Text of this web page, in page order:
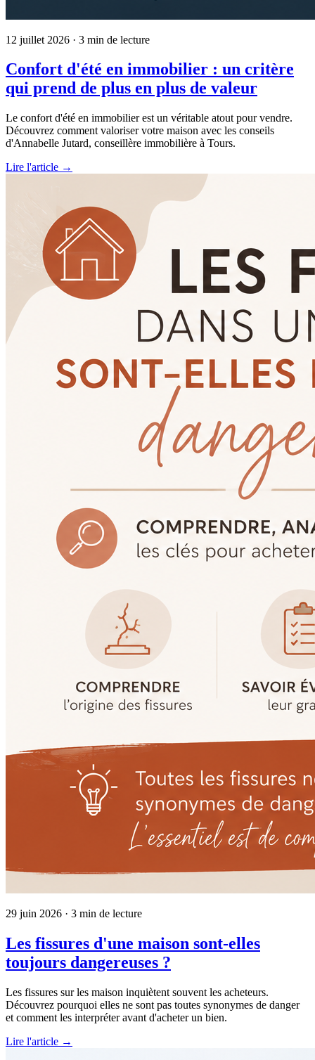
12 juillet 2026 · 3 min de lecture
Confort d'été en immobilier : un critère
qui prend de plus en plus de valeur
Le confort d'été en immobilier est un véritable atout pour vendre.
Découvrez comment valoriser votre maison avec les conseils
d'Annabelle Jutard, conseillère immobilière à Tours.
Lire l'article →
29 juin 2026 · 3 min de lecture
Les fissures d'une maison sont-elles
toujours dangereuses ?
Les fissures sur les maison inquiètent souvent les acheteurs.
Découvrez pourquoi elles ne sont pas toutes synonymes de danger
et comment les interpréter avant d'acheter un bien.
Lire l'article →